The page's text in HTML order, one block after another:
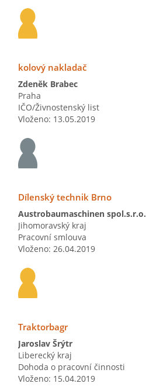
kolový nakladač
Zdeněk Brabec
Praha
IČO/Živnostenský list
Vloženo: 13.05.2019
Dílenský technik Brno
Austrobaumaschinen spol.s.r.o.
Jihomoravský kraj
Pracovní smlouva
Vloženo: 26.04.2019
Traktorbagr
Jaroslav Šrýtr
Liberecký kraj
Dohoda o pracovní činnosti
Vloženo: 15.04.2019